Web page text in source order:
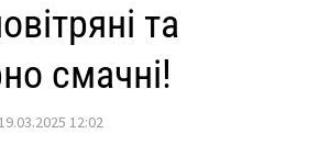
та
смачні!
19.03.2025 12:02